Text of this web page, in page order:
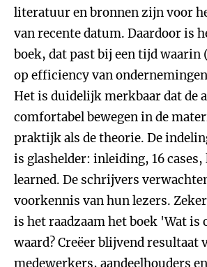
literatuur en bronnen zijn voor
van recente datum. Daardoor is
boek, dat past bij een tijd
op efficiency van
Het is duidelijk merkbaar dat de
comfortabel bewegen in de
praktijk als de theorie. De
is glashelder: inleiding, 16 cases,
learned. De schrijvers
voorkennis van hun lezers.
is het raadzaam het boek 'Wat is
waard? Creëer blijvend resultaat
medewerkers, aandeelhouders